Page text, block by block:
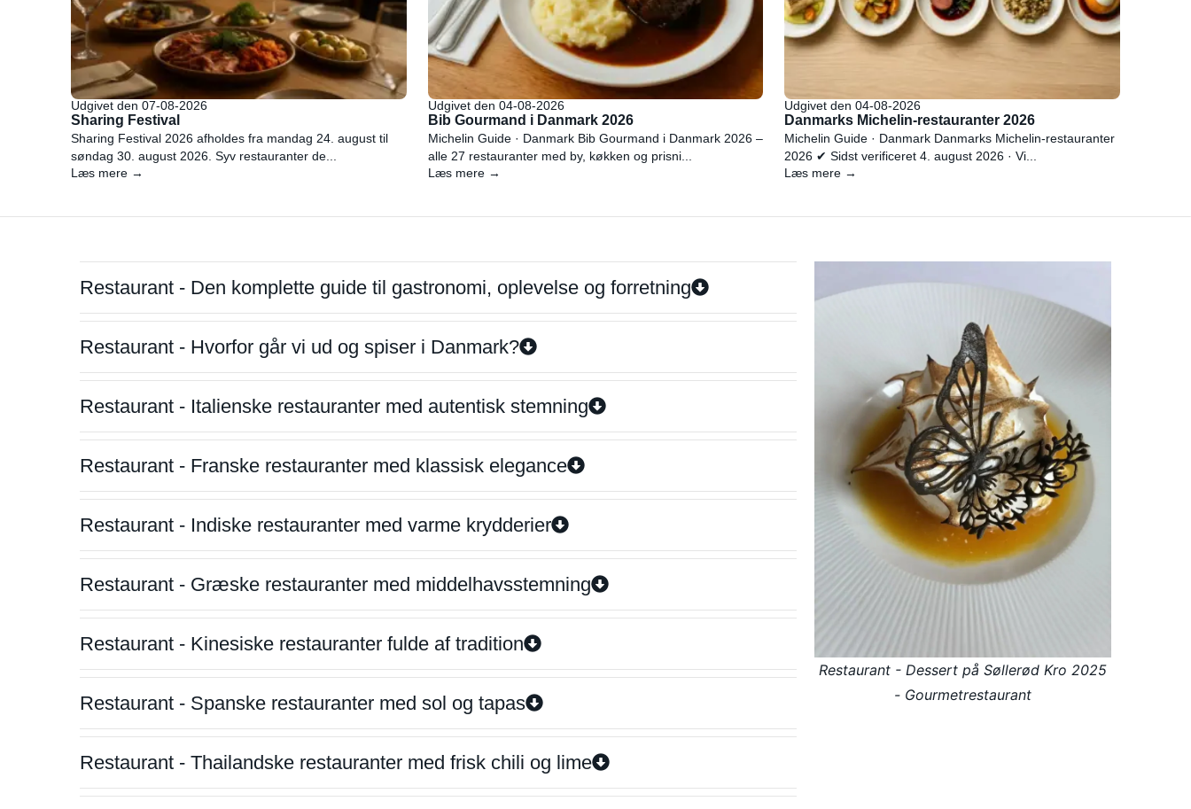
Udgivet den 07-08-2026
Sharing Festival
Sharing Festival 2026 afholdes fra mandag 24. august til
søndag 30. august 2026. Syv restauranter de...
Læs mere →
Udgivet den 04-08-2026
Bib Gourmand i Danmark 2026
Michelin Guide · Danmark Bib Gourmand i Danmark 2026 –
alle 27 restauranter med by, køkken og prisni...
Læs mere →
Udgivet den 04-08-2026
Danmarks Michelin-restauranter 2026
Michelin Guide · Danmark Danmarks Michelin-restauranter
2026 ✔ Sidst verificeret 4. august 2026 · Vi...
Læs mere →
Restaurant - Den komplette guide til gastronomi, oplevelse og forretning
Restaurant - Hvorfor går vi ud og spiser i Danmark?
Restaurant - Italienske restauranter med autentisk stemning
Restaurant - Franske restauranter med klassisk elegance
Restaurant - Indiske restauranter med varme krydderier
Restaurant - Græske restauranter med middelhavsstemning
Restaurant - Kinesiske restauranter fulde af tradition
Restaurant - Spanske restauranter med sol og tapas
Restaurant - Thailandske restauranter med frisk chili og lime
Restaurant - Dessert på Søllerød Kro 2025
- Gourmetrestaurant